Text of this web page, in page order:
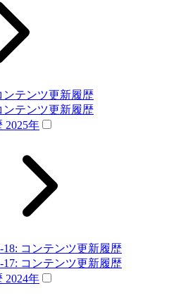
ンテンツ更新履歴
ンテンツ更新履歴
2025年
18: コンテンツ更新履歴
17: コンテンツ更新履歴
2024年